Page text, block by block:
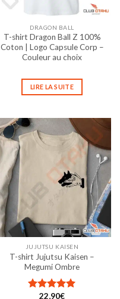
la
page
du
produit
DRAGON BALL
T-shirt Dragon Ball Z 100%
Coton | Logo Capsule Corp –
Couleur au choix
LIRE LA SUITE
JUJUTSU KAISEN
T-shirt Jujutsu Kaisen –
Megumi Ombre
22,90€